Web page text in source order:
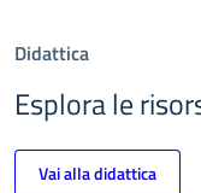
Didattica
Esplora le
Vai alla didattica